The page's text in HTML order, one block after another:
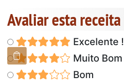
Avaliar esta receita
Excelente !
Muito Bom
Bom